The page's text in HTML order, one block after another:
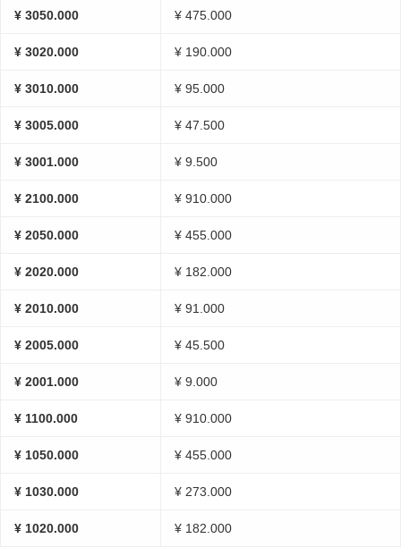
¥ 3050.000 ¥ 475.000
¥ 3020.000 ¥ 190.000
¥ 3010.000 ¥ 95.000
¥ 3005.000 ¥ 47.500
¥ 3001.000 ¥ 9.500
¥ 2100.000 ¥ 910.000
¥ 2050.000 ¥ 455.000
¥ 2020.000 ¥ 182.000
¥ 2010.000 ¥ 91.000
¥ 2005.000 ¥ 45.500
¥ 2001.000 ¥ 9.000
¥ 1100.000 ¥ 910.000
¥ 1050.000 ¥ 455.000
¥ 1030.000 ¥ 273.000
¥ 1020.000 ¥ 182.000